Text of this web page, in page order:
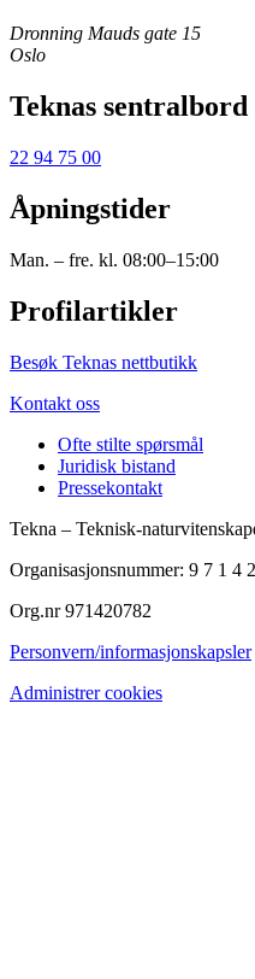
Dronning Mauds gate 15
Oslo
Teknas sentralbord
22 94 75 00
Åpningstider
Man. – fre. kl. 08:00–15:00
Profilartikler
Besøk Teknas nettbutikk
Kontakt oss
Ofte stilte spørsmål
Juridisk bistand
Pressekontakt
Tekna – Teknisk-
Organisasjonsnummer: 9 7 1 4
Org.nr 971420782
Personvern/informasjonskapsler
Administrer cookies